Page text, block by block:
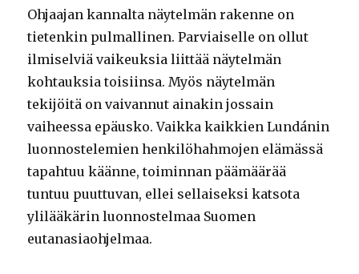
Ohjaajan kannalta näytelmän rakenne on
tietenkin pulmallinen. Parviaiselle on ollut
ilmiselviä vaikeuksia liittää näytelmän
kohtauksia toisiinsa. Myös näytelmän
tekijöitä on vaivannut ainakin jossain
vaiheessa epäusko. Vaikka kaikkien Lundánin
luonnostelemien henkilöhahmojen elämässä
tapahtuu käänne, toiminnan päämäärää
tuntuu puuttuvan, ellei sellaiseksi katsota
ylilääkärin luonnostelmaa Suomen
eutanasiaohjelmaa.